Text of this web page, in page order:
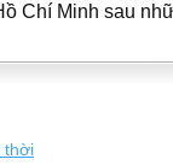
Chí Minh sau
thời